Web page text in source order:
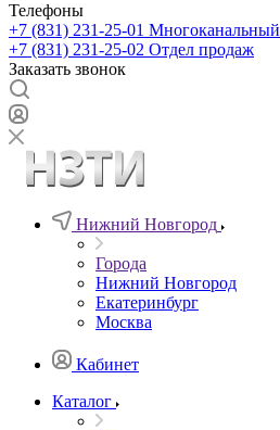
Телефоны
+7 (831) 231-25-01 Многоканальный
+7 (831) 231-25-02 Отдел продаж
Заказать звонок
Нижний Новгород
Города
Нижний Новгород
Екатеринбург
Москва
Кабинет
Каталог